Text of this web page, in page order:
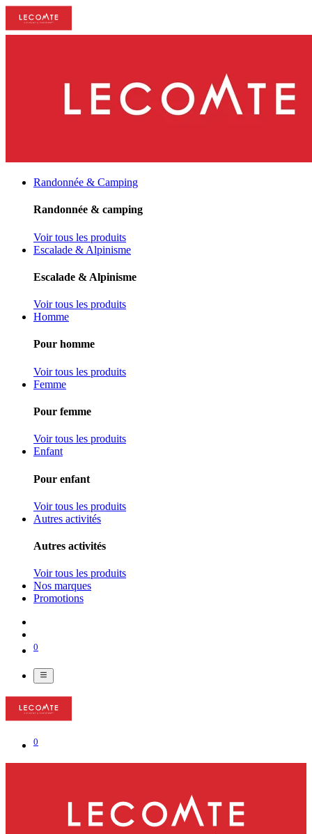
Randonnée & Camping
Randonnée & camping
Voir tous les produits
Escalade & Alpinisme
Escalade & Alpinisme
Voir tous les produits
Homme
Pour homme
Voir tous les produits
Femme
Pour femme
Voir tous les produits
Enfant
Pour enfant
Voir tous les produits
Autres activités
Autres activités
Voir tous les produits
Nos marques
Promotions
0
0